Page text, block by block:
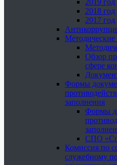
2019 год
2018 год
2017 год
Обзор
сфере
Формы
заполнения
Формы
СПО
Комиссия по
служебному